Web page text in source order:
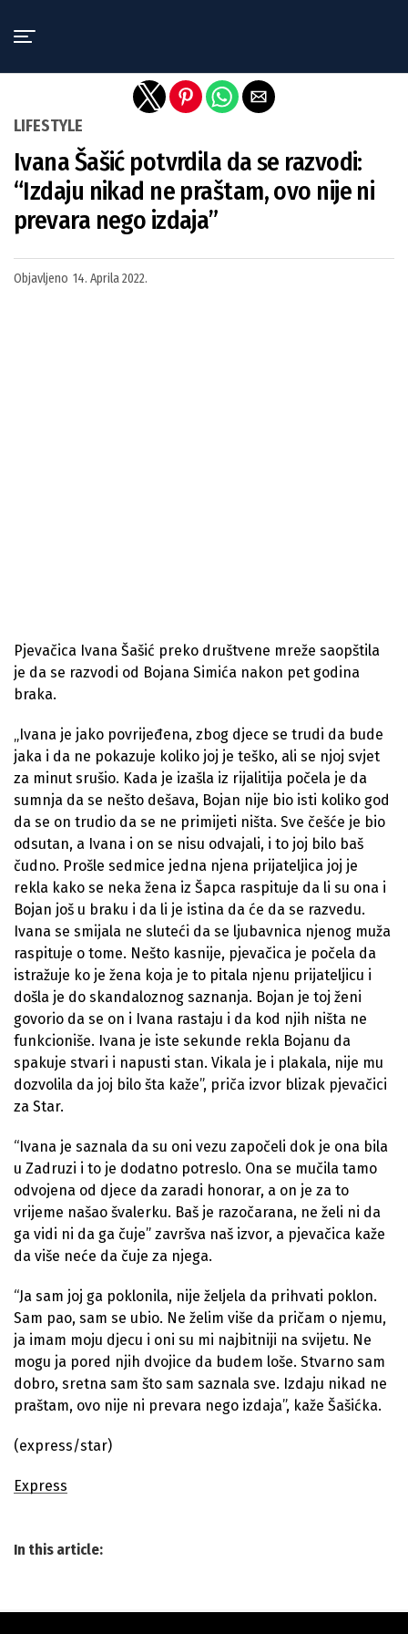
LIFESTYLE
Ivana Šašić potvrdila da se razvodi:
“Izdaju nikad ne praštam, ovo nije ni
prevara nego izdaja”
Objavljeno 14. Aprila 2022.
Pjevačica Ivana Šašić preko društvene mreže saopštila
je da se razvodi od Bojana Simića nakon pet godina
braka.
„Ivana je jako povrijeđena, zbog djece se trudi da bude
jaka i da ne pokazuje koliko joj je teško, ali se njoj svjet
za minut srušio. Kada je izašla iz rijalitija počela je da
sumnja da se nešto dešava, Bojan nije bio isti koliko god
da se on trudio da se ne primijeti ništa. Sve češće je bio
odsutan, a Ivana i on se nisu odvajali, i to joj bilo baš
čudno. Prošle sedmice jedna njena prijateljica joj je
rekla kako se neka žena iz Šapca raspituje da li su ona i
Bojan još u braku i da li je istina da će da se razvedu.
Ivana se smijala ne sluteći da se ljubavnica njenog muža
raspituje o tome. Nešto kasnije, pjevačica je počela da
istražuje ko je žena koja je to pitala njenu prijateljicu i
došla je do skandaloznog saznanja. Bojan je toj ženi
govorio da se on i Ivana rastaju i da kod njih ništa ne
funkcioniše. Ivana je iste sekunde rekla Bojanu da
spakuje stvari i napusti stan. Vikala je i plakala, nije mu
dozvolila da joj bilo šta kaže”, priča izvor blizak pjevačici
za Star.
“Ivana je saznala da su oni vezu započeli dok je ona bila
u Zadruzi i to je dodatno potreslo. Ona se mučila tamo
odvojena od djece da zaradi honorar, a on je za to
vrijeme našao švalerku. Baš je razočarana, ne želi ni da
ga vidi ni da ga čuje” završva naš izvor, a pjevačica kaže
da više neće da čuje za njega.
“Ja sam joj ga poklonila, nije željela da prihvati poklon.
Sam pao, sam se ubio. Ne želim više da pričam o njemu,
ja imam moju djecu i oni su mi najbitniji na svijetu. Ne
mogu ja pored njih dvojice da budem loše. Stvarno sam
dobro, sretna sam što sam saznala sve. Izdaju nikad ne
praštam, ovo nije ni prevara nego izdaja”, kaže Šašićka.
(express/star)
Express
In this article: